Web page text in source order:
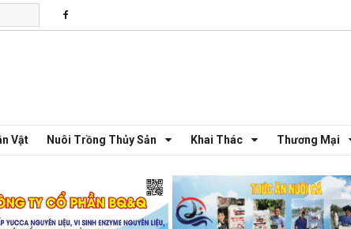
Vật Nuôi Trồng Thủy Sản Khai Thác Thương Mại